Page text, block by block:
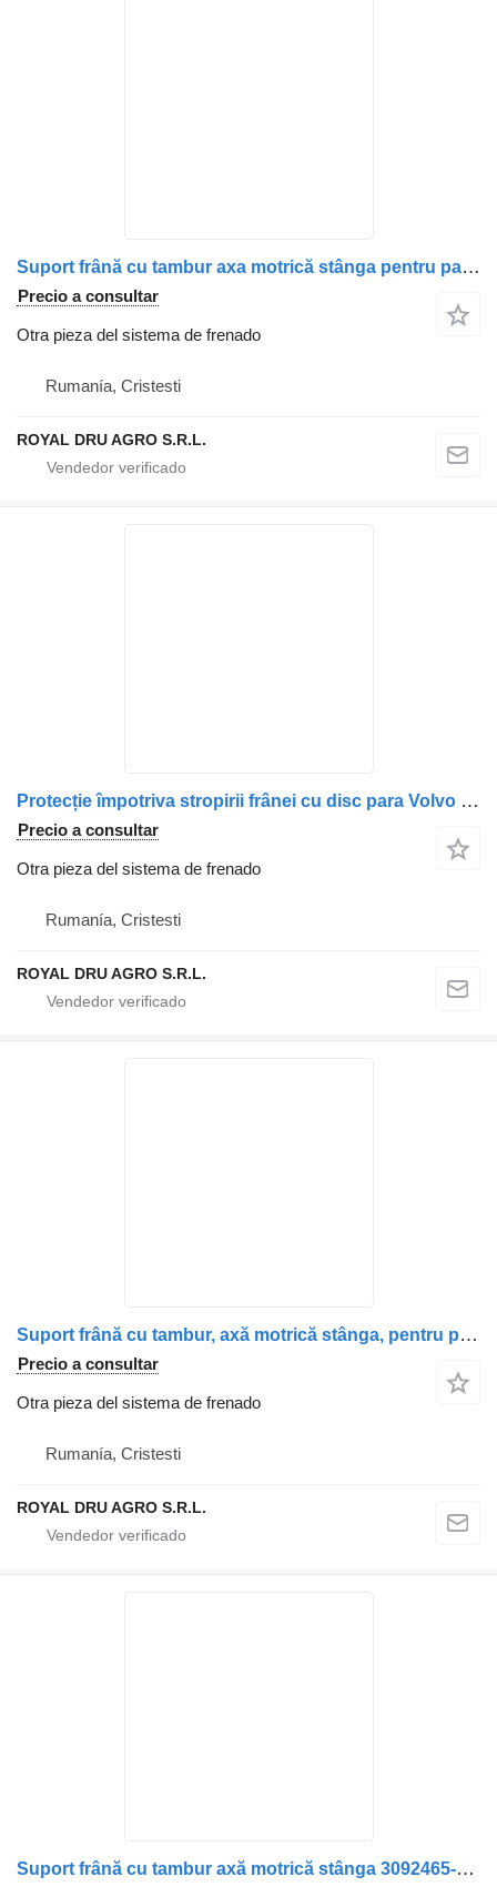
Suport frână cu tambur axa motrică stânga pentru para Volvo – Coduri: 8157697, 1628586, 85107208, 3092465, 3095035, 68192681 camión
Precio a consultar
Otra pieza del sistema de frenado
Rumanía, Cristesti
ROYAL DRU AGRO S.R.L.
Protecție împotriva stropirii frânei cu disc para Volvo 13099 0454 DP camión
Precio a consultar
Otra pieza del sistema de frenado
Rumanía, Cristesti
ROYAL DRU AGRO S.R.L.
Suport frână cu tambur, axă motrică stânga, pentru para Volvo camión
Precio a consultar
Otra pieza del sistema de frenado
Rumanía, Cristesti
ROYAL DRU AGRO S.R.L.
Suport frână cu tambur axă motrică stânga 3092465-13 para Volvo camión